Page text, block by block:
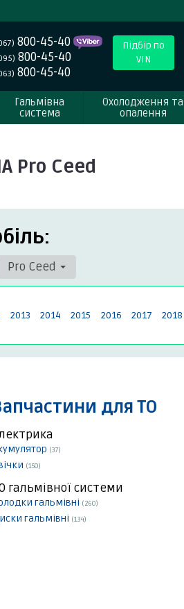
800-45-40
800-45-40
800-45-40
Підбір по
VIN
Гальмівна
система
Охолодження та
опалення
Pro Ceed
2013 2014 2015 2016 2017 2018
Pro Ceed
для ТО
(37)
(150)
гальмівної системи
гальмівні (260)
гальмівні (134)